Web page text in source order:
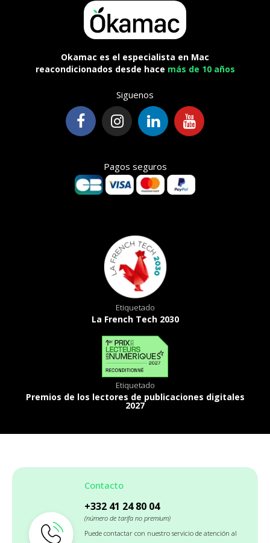
Okamac es el especialista en Mac
reacondicionados desde hace más de 10 años
Siguenos
Pagos seguros
Etiquetado
La French Tech 2030
Etiquetado
Premios de los lectores de publicaciones digitales
2027
Contacto
+332 41 24 80 04
(número de tarifa no premium)
Puede contactar con nuestro servicio de atención al